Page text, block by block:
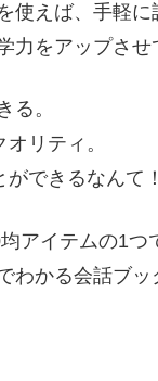
使えば、手軽
力をアップさせ
る。
リティ。
できるなんて！
アイテムの1つ
わかる会話ブッ